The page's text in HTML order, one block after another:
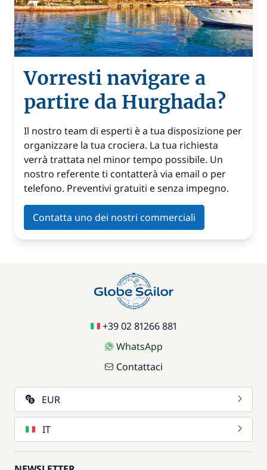
Vorresti navigare a
partire da Hurghada?
Il nostro team di esperti è a tua disposizione per
organizzare la tua crociera. La tua richiesta
verrà trattata nel minor tempo possibile. Un
nostro referente ti contatterà via email o per
telefono. Preventivi gratuiti e senza impegno.
Contatta uno dei nostri commerciali
+39 02 81266 881
WhatsApp
Contattaci
EUR
IT